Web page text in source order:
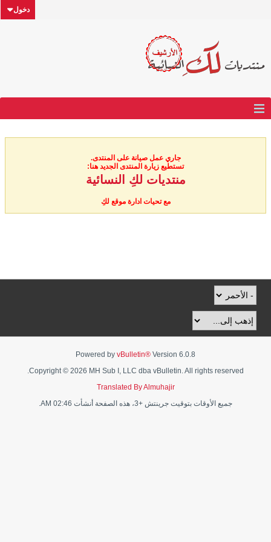
دخول
جاري عمل صيانة على المنتدى.
تستطيع زيارة المنتدى الجديد هنا:
منتديات لكِ النسائية
مع تحيات ادارة موقع لكِ
Powered by vBulletin® Version 6.0.8
Copyright © 2026 MH Sub I, LLC dba vBulletin. All rights reserved.
Translated By Almuhajir
جميع الأوقات بتوقيت جرينتش +3، هذه الصفحة أنشأت 02:46 AM.